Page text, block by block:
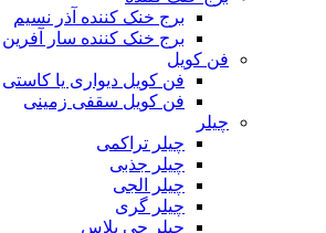
برج خنک کننده آذر نسیم
برج خنک کننده سار آفرین
فن کویل
فن کویل دیواری یا کاستی
فن کویل سقفی زمینی
چیلر
چیلر تراکمی
چیلر جذبی
چیلر الجی
چیلر گری
چیلر جی پلاس